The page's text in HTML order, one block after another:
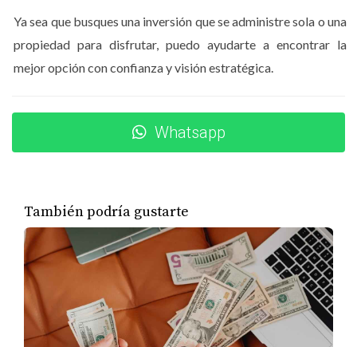
investiga y promueve la naturaleza local es un lujo
intangible. Los proyectos inmobiliarios que conviven con
este entorno de respeto ambiental ven incrementada su
es el criterio de compra número uno para el inversor
internacional en 2026.
AQUÍ
4. Cómo este flujo cultural potencia
la demanda de tu Airbnb
En plataformas como Airbnb, la descripción de
"cercanía a puntos de interés cultural" es un filtro de
búsqueda al alza. Los huéspedes buscan historias que
Ya sea que busques una inversión que se administre sola o una
propiedad para disfrutar, puedo ayudarte a encontrar la
mejor opción con confianza y visión estratégica.
Whatsapp
También podría gustarte